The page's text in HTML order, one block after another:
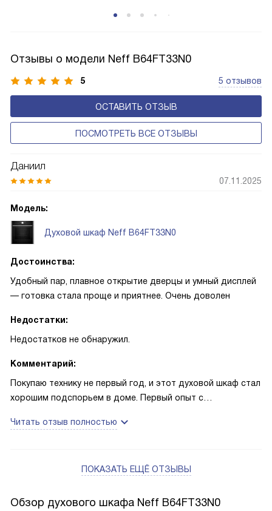
Отзывы о модели Neff B64FT33N0
5 5 отзывов
ОСТАВИТЬ ОТЗЫВ
ПОСМОТРЕТЬ ВСЕ ОТЗЫВЫ
Даниил
07.11.2025
Модель:
Духовой шкаф Neff B64FT33N0
Достоинства:
Удобный пар, плавное открытие дверцы и умный дисплей
— готовка стала проще и приятнее. Очень доволен
Недостатки:
Недостатков не обнаружил.
Комментарий:
Покупаю технику не первый год, и этот духовой шкаф стал
хорошим подспорьем в доме. Первый опыт с
получилась сочной, тесто поднялось лучше, чем раньше.
кухне. После семейного ужина оценил паровую очистку
тратил меньше времени на мытьё. Функция CircoTherm
Читать отзыв полностью
ПОКАЗАТЬ ЕЩЁ ОТЗЫВЫ
Обзор духового шкафа Neff B64FT33N0